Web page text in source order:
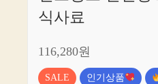
식사료
116,280원
SALE 인기상품